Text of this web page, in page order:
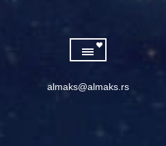
almaks@almaks.rs